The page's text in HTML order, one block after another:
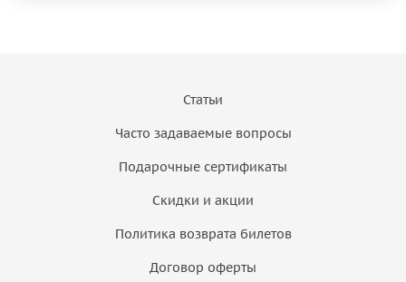
Статьи
Часто задаваемые вопросы
Подарочные сертификаты
Скидки и акции
Политика возврата билетов
Договор оферты